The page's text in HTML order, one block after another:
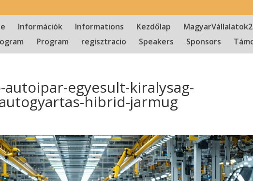
Információk Informations Kezdőlap
Program regisztracio Speakers Sponsors
egyesult-kiralysag-
hibrid-jarmug